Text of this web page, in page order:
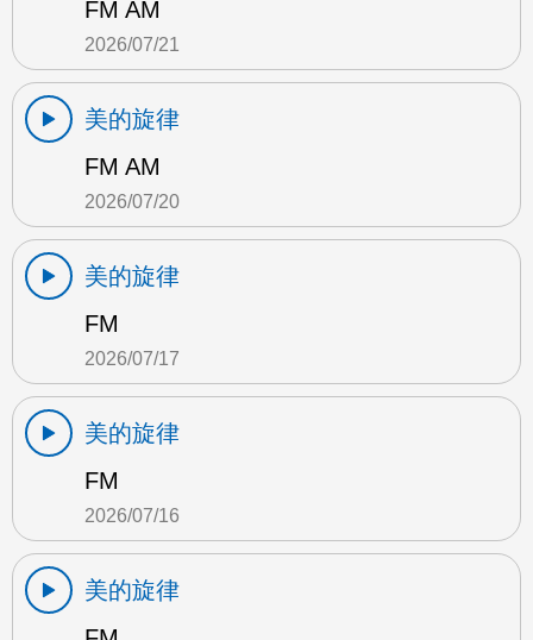
FM AM
2026/07/21
美的旋律
FM AM
2026/07/20
美的旋律
FM
2026/07/17
美的旋律
FM
2026/07/16
美的旋律